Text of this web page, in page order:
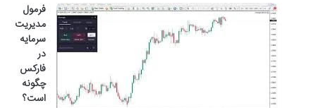
فرمول
مدیریت
سرمایه
در
فارکس
چگونه
است؟